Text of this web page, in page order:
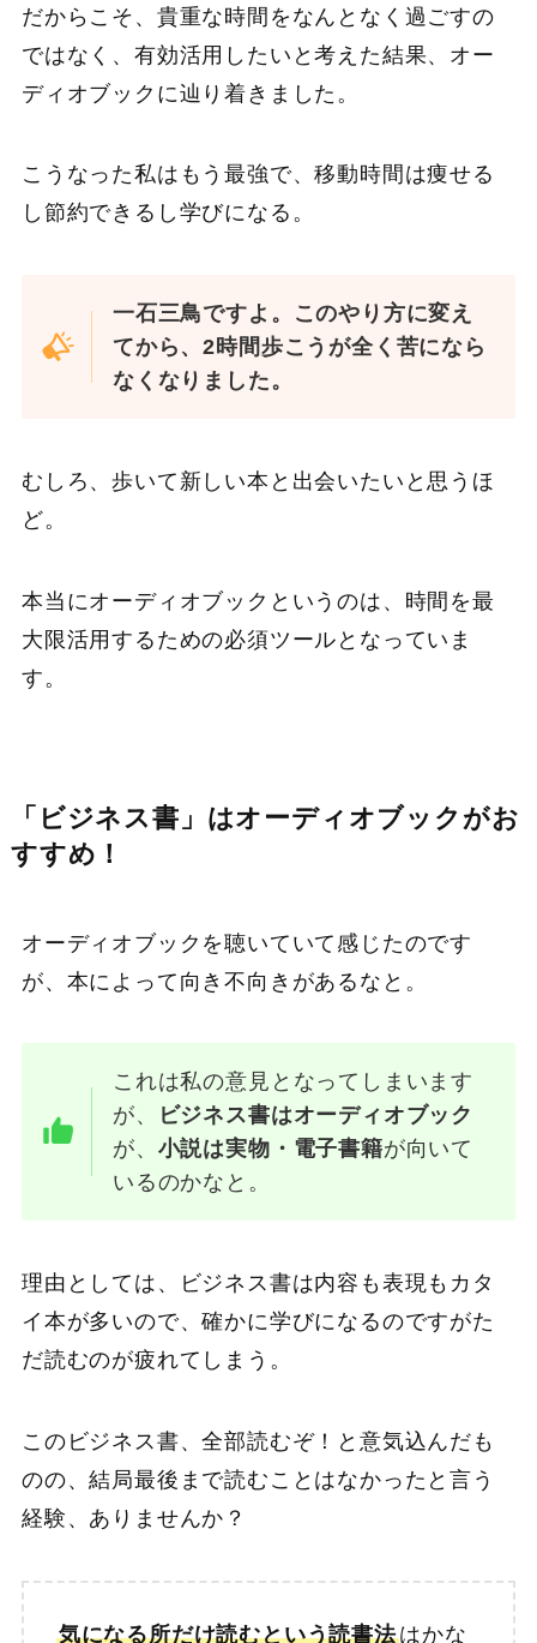
だからこそ、貴重な時間をなんとなく過ごすの
ではなく、有効活用したいと考えた結果、オー
ディオブックに辿り着きました。
こうなった私はもう最強で、移動時間は痩せる
し節約できるし学びになる。
一石三鳥ですよ。このやり方に変え
てから、2時間歩こうが全く苦になら
なくなりました。
むしろ、歩いて新しい本と出会いたいと思うほ
ど。
本当にオーディオブックというのは、時間を最
大限活用するための必須ツールとなっていま
す。
「ビジネス書」はオーディオブックがお
すすめ！
オーディオブックを聴いていて感じたのです
が、本によって向き不向きがあるなと。
これは私の意見となってしまいます
が、
ビジネス書はオーディオブック
が、 小説は実物・電子書籍が向いて
いるのかなと。
理由としては、ビジネス書は内容も表現もカタ
イ本が多いので、確かに学びになるのですがた
だ読むのが疲れてしまう。
このビジネス書、全部読むぞ！と意気込んだも
のの、結局最後まで読むことはなかったと言う
経験、ありませんか？
気になる所だけ読むという読書法はかな